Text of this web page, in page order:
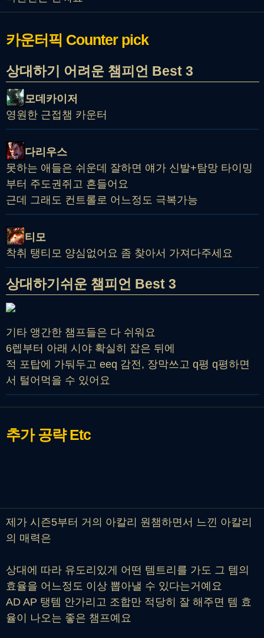
카운터픽 Counter pick
상대하기 어려운 챔피언 Best 3
모데카이저
영원한 근접챔 카운터
다리우스
못하는 애들은 쉬운데 잘하면 얘가 신발+탐망 타이밍
부터 주도권쥐고 흔들어요
근데 그래도 컨트롤로 어느정도 극복가능
티모
착취 탱티모 양심없어요 좀 찾아서 가져다주세요
상대하기쉬운 챔피언 Best 3
기타 앵간한 챔프들은 다 쉬워요
6렙부터 아래 시야 확실히 잡은 뒤에
적 포탑에 가둬두고 eeq 감전, 장막쓰고 q평 q평하면
서 털어먹을 수 있어요
추가 공략Etc
제가 시즌5부터 거의 아칼리 원챔하면서 느낀 아칼리
의 매력은
상대에 따라 유도리있게 어떤 템트리를 가도 그 템의
효율을 어느정도 이상 뽑아낼 수 있다는거예요
AD AP 탱템 안가리고 조합만 적당히 잘 해주면 템 효
율이 나오는 좋은 챔프예요